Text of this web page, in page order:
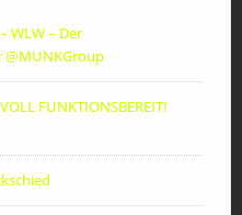
WLW – Der
‪@MUNKGroup‬
FUNKTIONSBEREIT!